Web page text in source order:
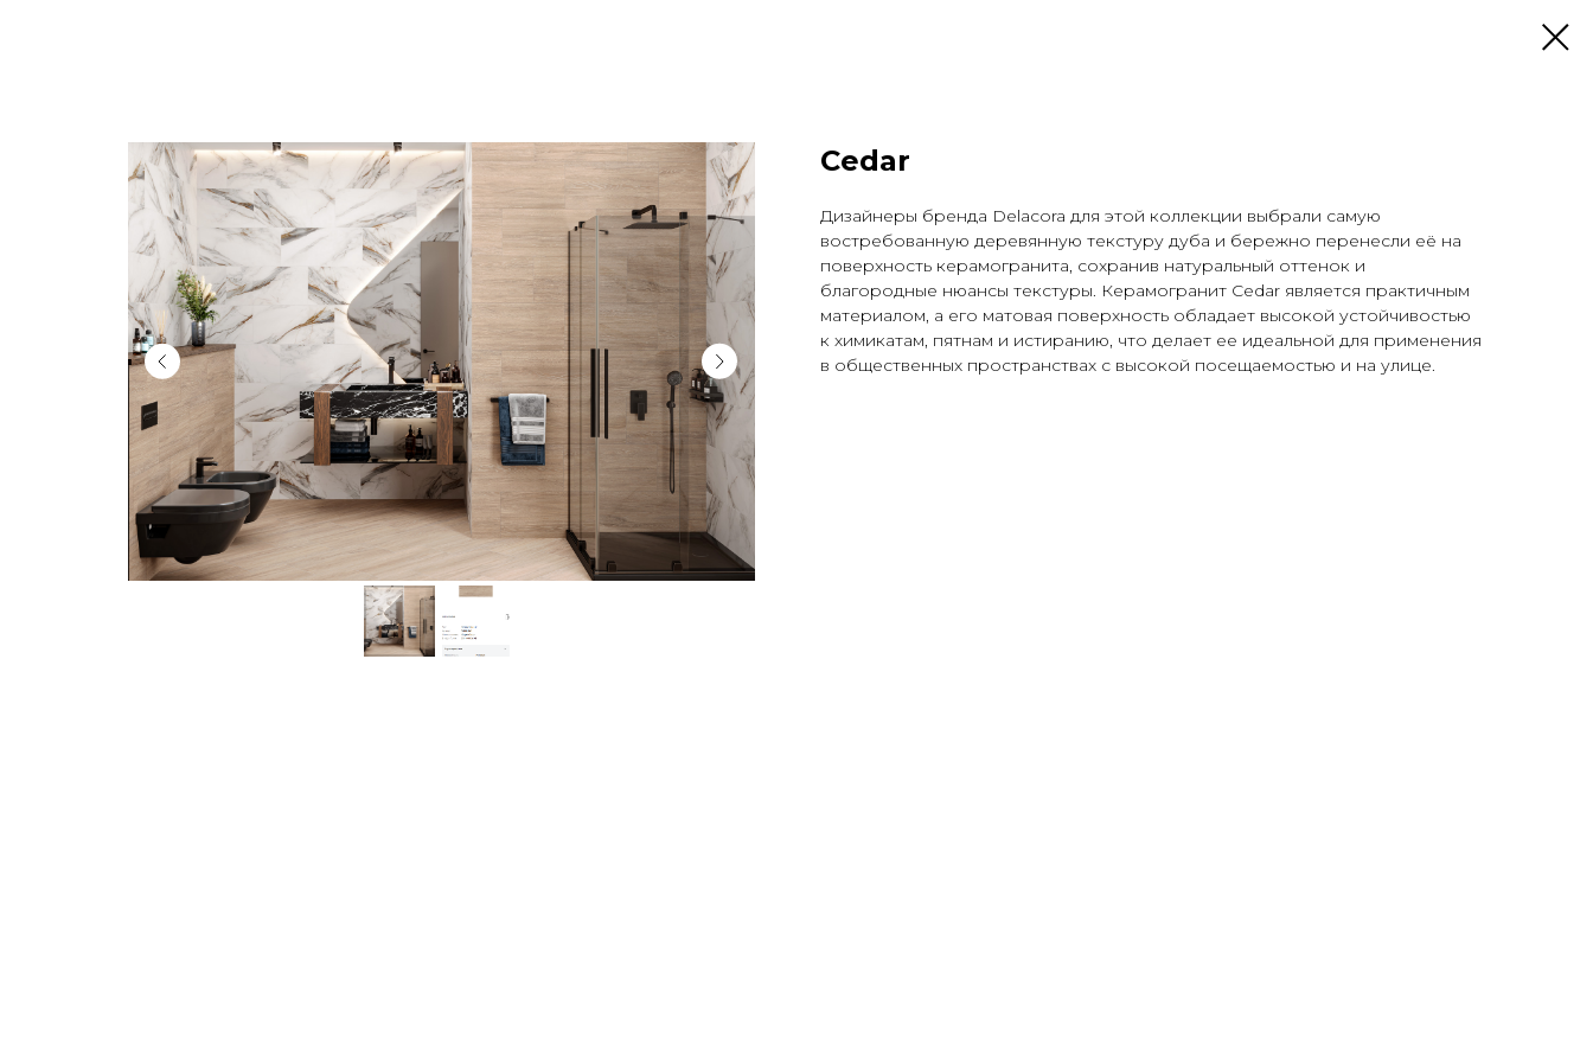
Cedar
Дизайнеры бренда Delacora для этой коллекции выбрали самую
востребованную деревянную текстуру дуба и бережно перенесли её на
поверхность керамогранита, сохранив натуральный оттенок и
благородные нюансы текстуры. Керамогранит Cedar является практичным
материалом, а его матовая поверхность обладает высокой устойчивостью
к химикатам, пятнам и истиранию, что делает ее идеальной для применения
в общественных пространствах с высокой посещаемостью и на улице.